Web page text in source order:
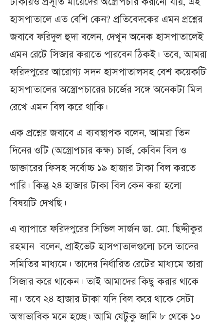
টাকায়ও প্রসূতি মায়েদের অস্ত্রোপচার করানো যায়, এই
হাসপাতালে এত বেশি কেন? প্রতিবেদকের এমন প্রশ্নের
জবাবে ফরিদুল হুদা বলেন, দেখুন অনেক হাসপাতালেই
এমন রেটে সিজার করাতে পারবেন ঠিকই। তবে, আমরা
ফরিদপুরের আরোগ্য সদন হাসপাতালসহ বেশ কয়েকটি
হাসপাতালের অস্ত্রোপচারের চার্জের সঙ্গে অনেকটা মিল
রেখে এমন বিল করে থাকি।
এক প্রশ্নের জবাবে এ ব্যবস্থাপক বলেন, আমরা তিন
দিনের ওটি (অস্ত্রোপচার কক্ষ) চার্জ, কেবিন বিল ও
ডাক্তারের ফিসহ সর্বোচ্চ ১৯ হাজার টাকা বিল করতে
পারি। কিন্তু ২৪ হাজার টাকা বিল কেন করা হলো
বিষয়টি দেখছি।
এ ব্যাপারে ফরিদপুরের সিভিল সার্জন ডা. মো. ছিদ্দীকুর
রহমান বলেন, প্রাইভেট হাসপাতালগুলো চলে তাদের
সমিতির মাধ্যমে। তাদের নির্ধারিত রেটের মাধ্যমে তারা
সিজার করে থাকেন। তাই আমাদের কিছু করার থাকে
না। তবে ২৪ হাজার টাকা যদি বিল করে থাকে সেটা
অস্বাভাবিক মনে হচ্ছে। আমি যেটুকু জানি ৮ থেকে ১০